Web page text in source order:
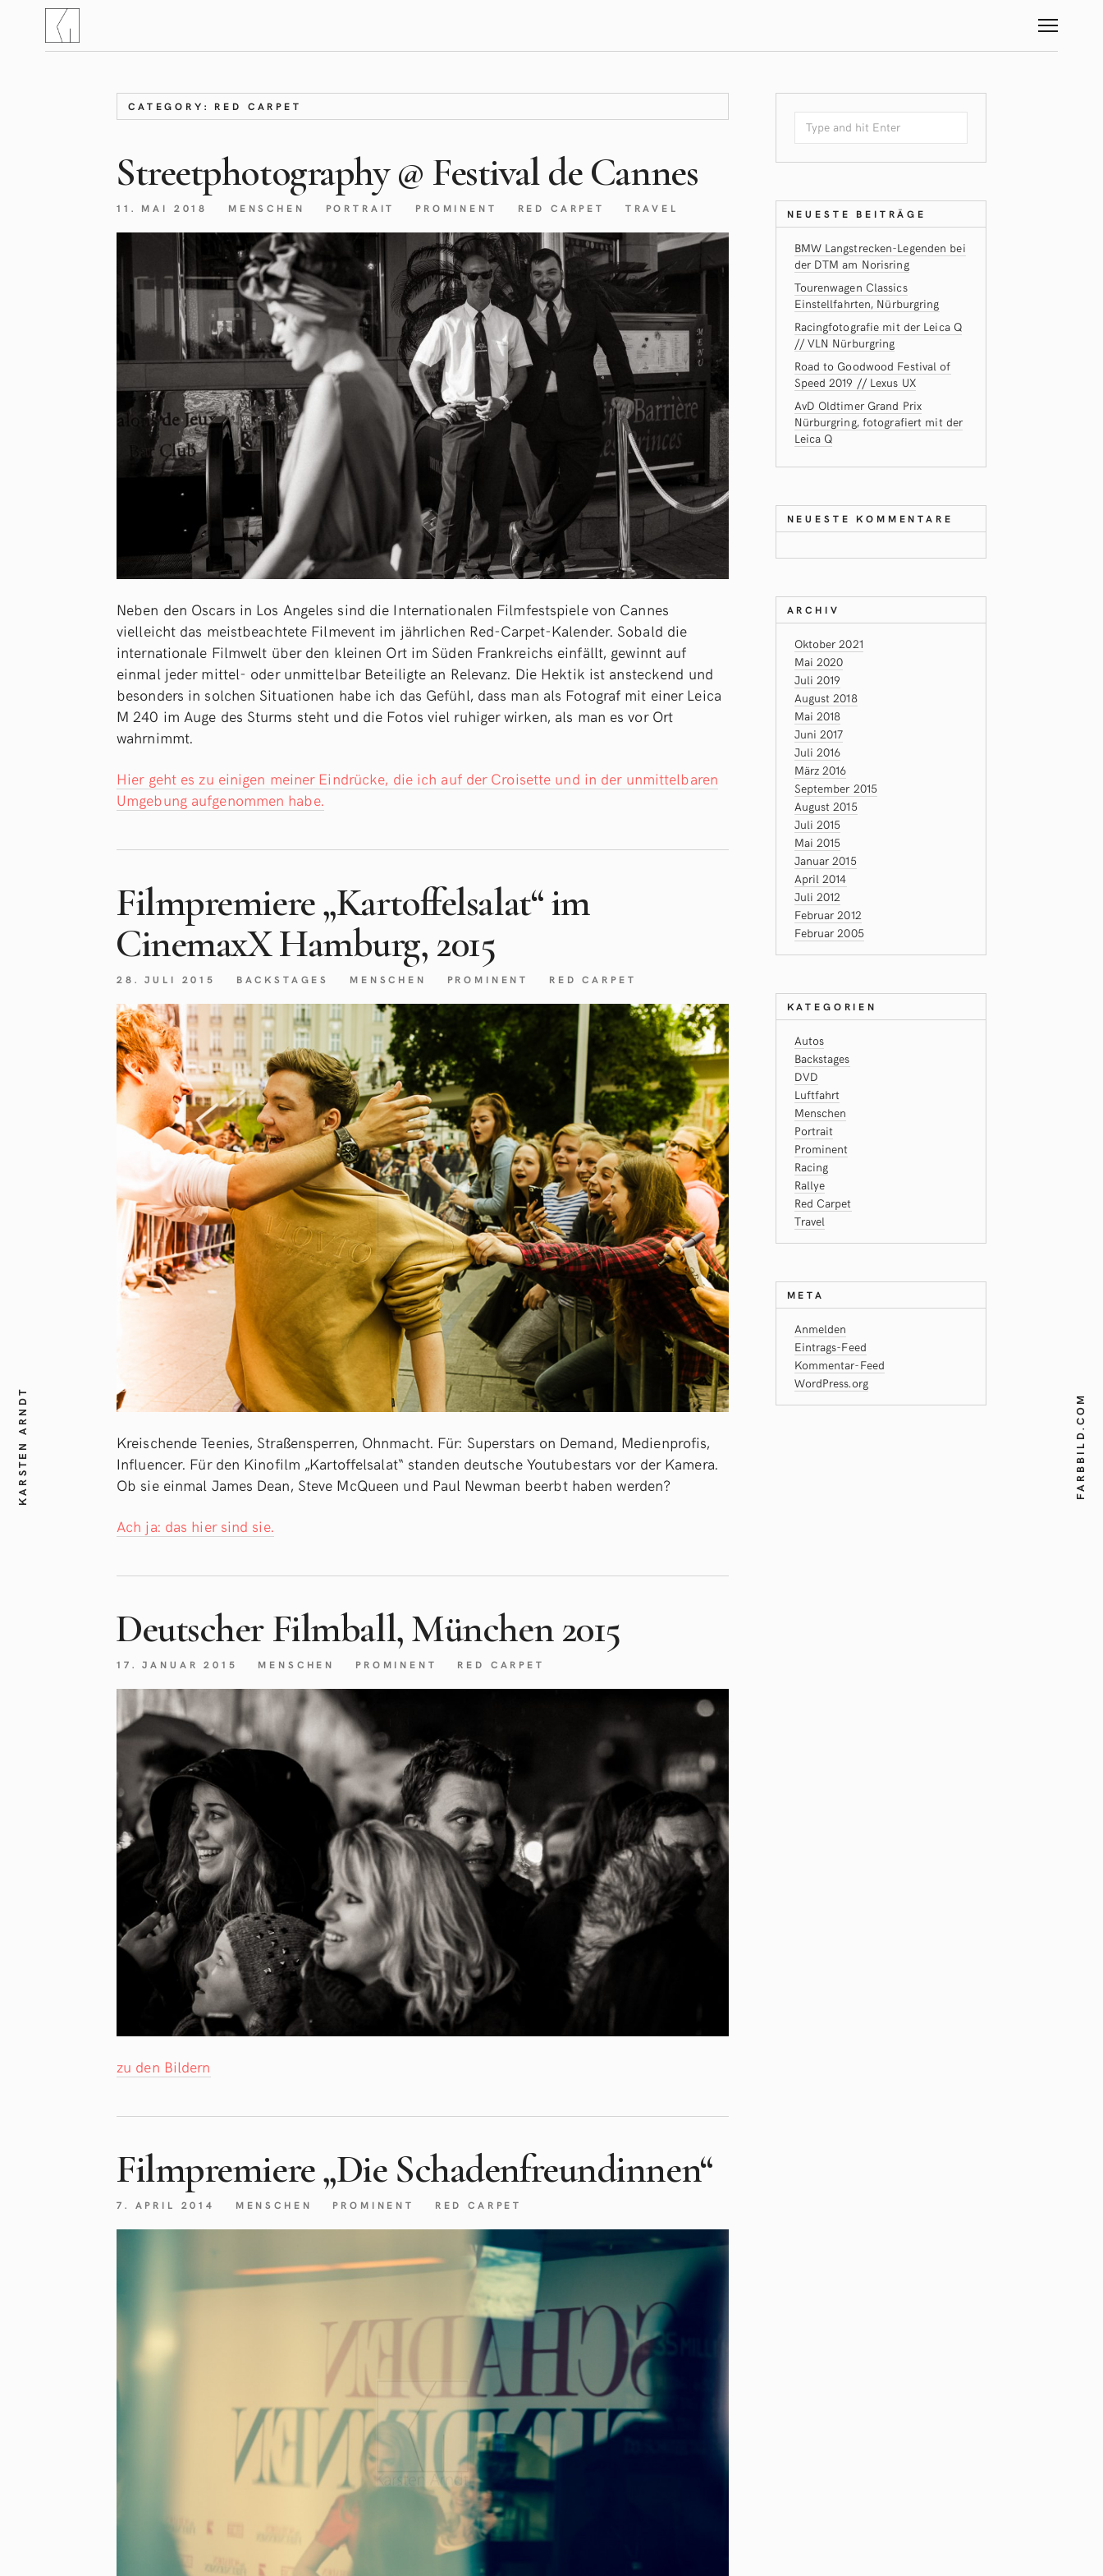
KARSTEN ARNDT FARBBILD.COM
CATEGORY: RED CARPET
Streetphotography @ Festival de Cannes
11. MAI 2018 MENSCHEN PORTRAIT PROMINENT RED CARPET TRAVEL
Neben den Oscars in Los Angeles sind die Internationalen Filmfestspiele von Cannes
vielleicht das meistbeachtete Filmevent im jährlichen Red-Carpet-Kalender. Sobald die
internationale Filmwelt über den kleinen Ort im Süden Frankreichs einfällt, gewinnt auf
einmal jeder mittel- oder unmittelbar Beteiligte an Relevanz. Die Hektik ist ansteckend und
besonders in solchen Situationen habe ich das Gefühl, dass man als Fotograf mit einer Leica
M 240 im Auge des Sturms steht und die Fotos viel ruhiger wirken, als man es vor Ort
wahrnimmt.
Hier geht es zu einigen meiner Eindrücke, die ich auf der Croisette und in der unmittelbaren
Umgebung aufgenommen habe.
Filmpremiere „Kartoffelsalat“ im
CinemaxX Hamburg, 2015
28. JULI 2015 BACKSTAGES MENSCHEN PROMINENT RED CARPET
Kreischende Teenies, Straßensperren, Ohnmacht. Für: Superstars on Demand, Medienprofis,
Influencer. Für den Kinofilm „Kartoffelsalat“ standen deutsche Youtubestars vor der Kamera.
Ob sie einmal James Dean, Steve McQueen und Paul Newman beerbt haben werden?
Ach ja: das hier sind sie.
Deutscher Filmball, München 2015
17. JANUAR 2015 MENSCHEN PROMINENT RED CARPET
zu den Bildern
Filmpremiere „Die Schadenfreundinnen“
7. APRIL 2014 MENSCHEN PROMINENT RED CARPET
NEUESTE BEITRÄGE
BMW Langstrecken-Legenden bei
der DTM am Norisring
Tourenwagen Classics
Einstellfahrten, Nürburgring
Racingfotografie mit der Leica Q
// VLN Nürburgring
Road to Goodwood Festival of
Speed 2019 // Lexus UX
AvD Oldtimer Grand Prix
Nürburgring, fotografiert mit der
Leica Q
NEUESTE KOMMENTARE
ARCHIV
Oktober 2021
Mai 2020
Juli 2019
August 2018
Mai 2018
Juni 2017
Juli 2016
März 2016
September 2015
August 2015
Juli 2015
Mai 2015
Januar 2015
April 2014
Juli 2012
Februar 2012
Februar 2005
KATEGORIEN
Autos
Backstages
DVD
Luftfahrt
Menschen
Portrait
Prominent
Racing
Rallye
Red Carpet
Travel
META
Anmelden
Eintrags-Feed
Kommentar-Feed
WordPress.org